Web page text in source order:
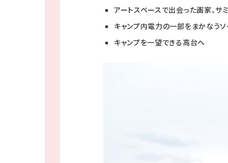
アートスペースで出会った画家、サ
キャンプ内電力の一部をまかなう
キャンプを一望できる高台へ